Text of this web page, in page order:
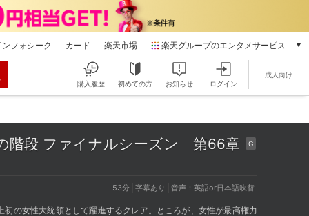
ンフォシーク カード 楽天市場 楽天グループのエンタメサービス
本/ゲーム/CD/DVD
楽天Kobo
楽天ミュージック
動画配信
購入履歴 初めての方 お知らせ ログイン
成人向け
階段 ファイナルシーズン 第66章 G
53分 字幕あり 音声：英語or日本語吹替
の女性大統領として躍進するクレア。ところが、女性が最高権力